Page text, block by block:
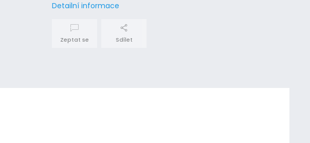
Detailní informace
Zeptat se Sdílet